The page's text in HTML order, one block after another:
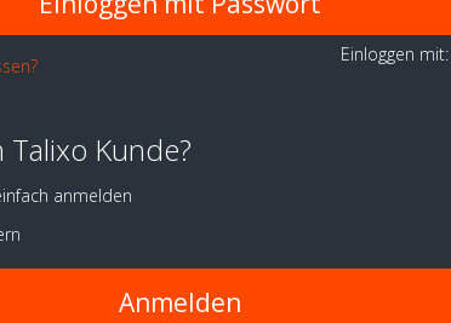
Einloggen
Talixo Kunde?
anmelden
Anmelden